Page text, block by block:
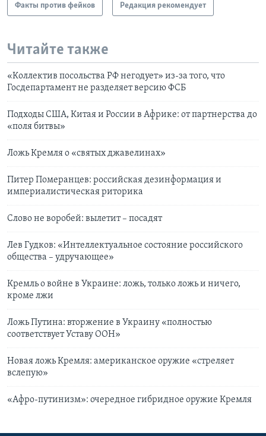
Факты против фейков Редакция рекомендует
Читайте также
«Коллектив посольства РФ негодует» из-за того, что
Госдепартамент не разделяет версию ФСБ
Подходы США, Китая и России в Африке: от партнерства до
«поля битвы»
Ложь Кремля о «святых джавелинах»
Питер Померанцев: российская дезинформация и
империалистическая риторика
Слово не воробей: вылетит – посадят
Лев Гудков: «Интеллектуальное состояние российского
общества – удручающее»
Кремль о войне в Украине: ложь, только ложь и ничего,
кроме лжи
Ложь Путина: вторжение в Украину «полностью
соответствует Уставу ООН»
Новая ложь Кремля: американское оружие «стреляет
вслепую»
«Афро-путинизм»: очередное гибридное оружие Кремля